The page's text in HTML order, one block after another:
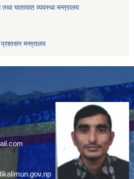
तथा यातायात व्यवस्था मन्त्रालय
प्रशासन मन्त्रालय